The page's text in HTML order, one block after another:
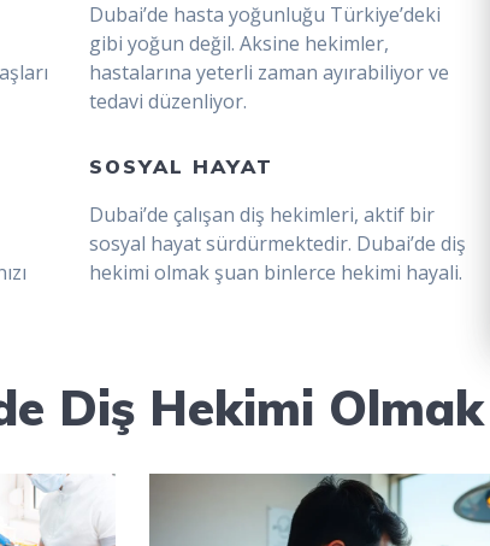
Dubai’de hasta yoğunluğu Türkiye’deki
gibi yoğun değil. Aksine hekimler,
hastalarına yeterli zaman ayırabiliyor ve
tedavi düzenliyor.
SOSYAL HAYAT
Dubai’de çalışan diş hekimleri, aktif bir
sosyal hayat sürdürmektedir. Dubai’de diş
hekimi olmak şuan binlerce hekimi hayali.
Diş Hekimi